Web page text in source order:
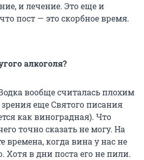
и лечение. Это еще и
пост — это скорбное время.
алкоголя?
вообще считалась плохим
еще Святого писания
как виноградная). Что
точно сказать не могу. На
времена, когда вина у нас не
Хотя в дни поста его не пили.